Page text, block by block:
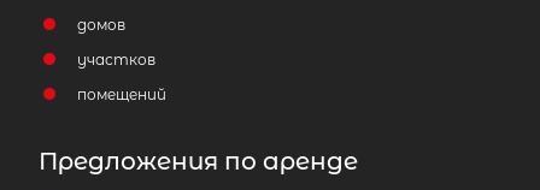
домов
участков
помещений
Предложения по аренде